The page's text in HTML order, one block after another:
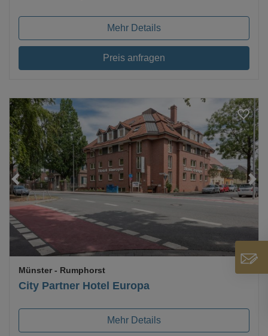
Mehr Details
Preis anfragen
Loading...
City Partner Hotel Europa
Münster - Rumphorst
Mehr Details